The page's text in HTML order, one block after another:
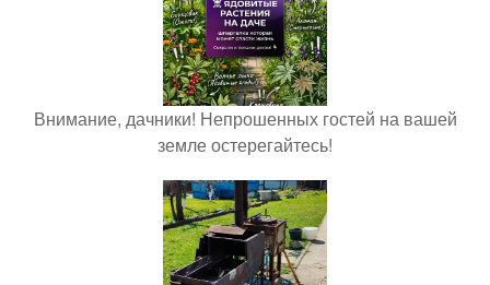
Внимание, дачники! Непрошенных гостей на вашей
земле остерегайтесь!